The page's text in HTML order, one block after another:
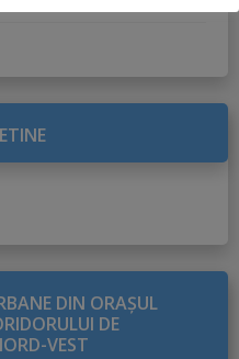
DIN ORAŞUL
DE
VEST